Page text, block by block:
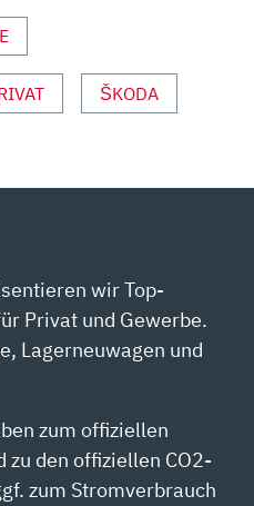
ŠKODA
wir Top-
Privat und Gewerbe.
Lagerneuwagen und
zum offiziellen
den offiziellen CO2-
zum Stromverbrauch